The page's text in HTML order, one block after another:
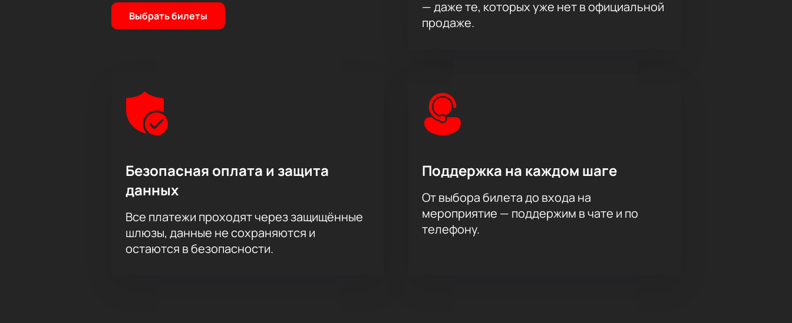
Выбрать билеты
— даже те, которых уже нет в официальной
продаже.
Безопасная оплата и защита
данных
Все платежи проходят через защищённые
шлюзы, данные не сохраняются и
остаются в безопасности.
Поддержка на каждом шаге
От выбора билета до входа на
мероприятие — поддержим в чате и по
телефону.